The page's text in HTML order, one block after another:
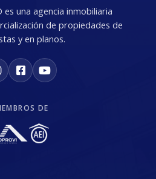
una agencia inmobiliaria
de propiedades de
y en planos.
DE